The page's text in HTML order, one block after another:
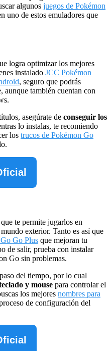
algunos juegos de Pokémon
uno de estos emuladores que
logra optimizar los mejores
instalado JCC Pokémon
, seguro que podrás
aunque también cuentan con
asegúrate de conseguir los
lo instalas, te recomiendo
los trucos de Pokémon Go
te permite jugarlos en
exterior. Tanto es así que
Go Plus que mejoran tu
de salir, prueba con instalar
Go sin problemas.
del tiempo, por lo cual
y mouse para controlar el
los mejores nombres para
de configuración del